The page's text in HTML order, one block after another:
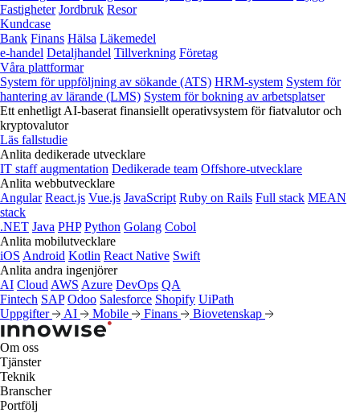
Fastigheter Jordbruk Resor
Kundcase
Bank Finans Hälsa Läkemedel
e‑handel Detaljhandel Tillverkning Företag
Våra plattformar
System för uppföljning av sökande (ATS) HRM-system System för
hantering av lärande (LMS) System för bokning av arbetsplatser
Ett enhetligt AI-baserat finansiellt operativsystem för fiatvalutor och
kryptovalutor
Läs fallstudie
Anlita dedikerade utvecklare
IT staff augmentation Dedikerade team Offshore-utvecklare
Anlita webbutvecklare
Angular React.js Vue.js JavaScript Ruby on Rails Full stack MEAN
stack
.NET Java PHP Python Golang Cobol
Anlita mobilutvecklare
iOS Android Kotlin React Native Swift
Anlita andra ingenjörer
AI Cloud AWS Azure DevOps QA
Fintech SAP Odoo Salesforce Shopify UiPath
Uppgifter
AI Mobile Finans Biovetenskap
Om oss
Tjänster
Teknik
Branscher
Portfölj